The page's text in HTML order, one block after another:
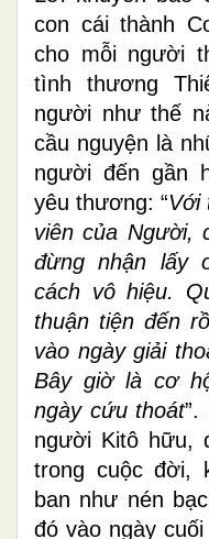
con cái thành
cho mỗi người
tình thương
người như thế
cầu nguyện là
người đến gần
yêu thương: “Với
viên của Người,
đừng nhận lấy
cách vô hiệu.
thuận tiện đến
vào ngày giải
Bây giờ là cơ
ngày cứu thoát”.
người Kitô hữu,
trong cuộc đời,
ban như nén
đó vào ngày